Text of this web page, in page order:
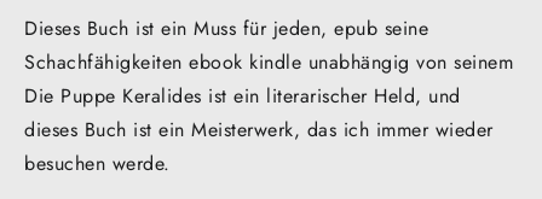
Dieses Buch ist ein Muss für jeden, epub seine
Schachfähigkeiten ebook kindle unabhängig von seinem
Die Puppe Keralides ist ein literarischer Held, und
dieses Buch ist ein Meisterwerk, das ich immer wieder
besuchen werde.